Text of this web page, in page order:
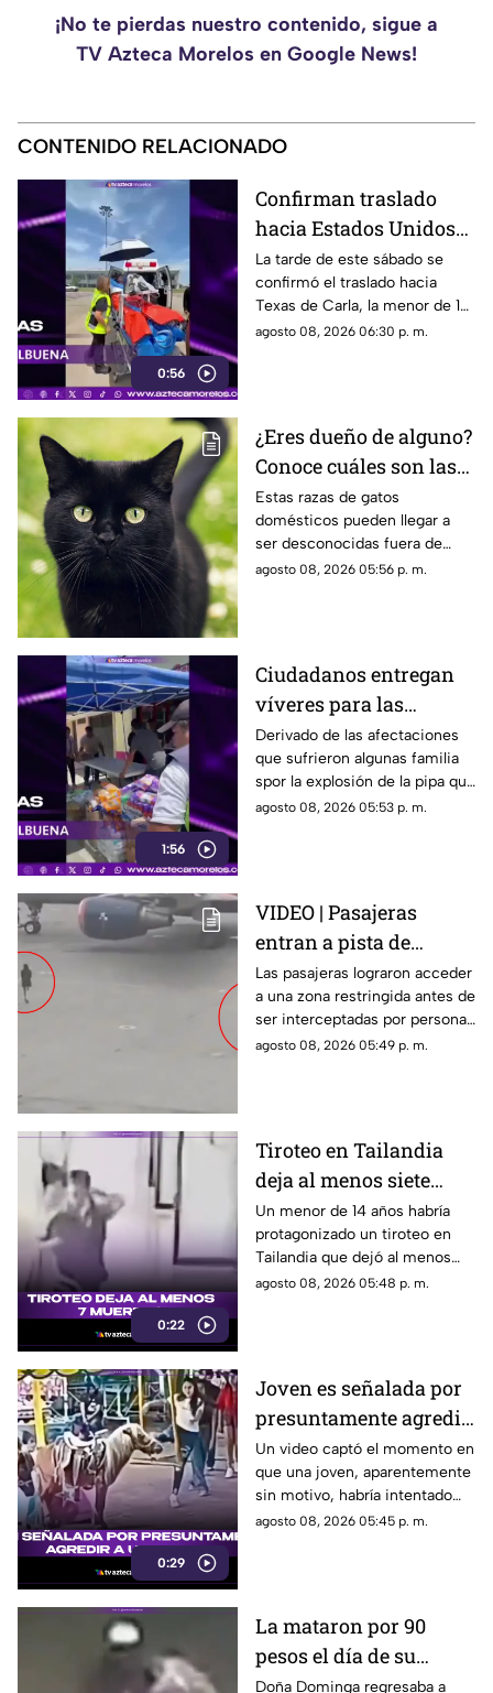
¡No te pierdas nuestro contenido, sigue a
TV Azteca Morelos en Google News!
CONTENIDO RELACIONADO
0:56
Confirman traslado
hacia Estados Unidos
de menor que sufrió
quemadura en la
explosión de gas LP en
Cuernavaca
La tarde de este sábado se
confirmó el traslado hacia
Texas de Carla, la menor de 15
años que resultó gravemente
agosto 08, 2026 06:30 p. m.
¿Eres dueño de alguno?
Conoce cuáles son las
cinco razas más raras
de gatos domésticos en
todo el mundo
Estas razas de gatos
domésticos pueden llegar a
ser desconocidas fuera de
círculos especializados, y
agosto 08, 2026 05:56 p. m.
1:56
Ciudadanos entregan
víveres para las
familias afectadas por
la explosión de pipa en
Cuernavaca
Derivado de las afectaciones
que sufrieron algunas familia
spor la explosión de la pipa que
transportaba gas LP,
agosto 08, 2026 05:53 p. m.
VIDEO | Pasajeras
entran a pista de
aeropuerto tras perder
su vuelo; autoridades
logran detenerlas
Las pasajeras lograron acceder
a una zona restringida antes de
ser interceptadas por personal
del aeropuerto.
agosto 08, 2026 05:49 p. m.
0:22
Tiroteo en Tailandia
deja al menos siete
muertos
Un menor de 14 años habría
protagonizado un tiroteo en
Tailandia que dejó al menos
siete personas muertas, entre
agosto 08, 2026 05:48 p. m.
0:29
Joven es señalada por
presuntamente agredir
a un pony en feria de
Pueblo Mágico
Un video captó el momento en
que una joven, aparentemente
sin motivo, habría intentado
agredir a un pequeño pony.
agosto 08, 2026 05:45 p. m.
La mataron por 90
pesos el día de su
cumpleaños; Este es el
Doña Dominga regresaba a